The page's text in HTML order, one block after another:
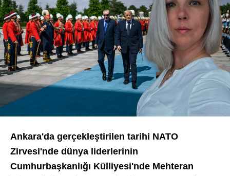
Ankara'da gerçekleştirilen tarihi NATO
Zirvesi'nde dünya liderlerinin
Cumhurbaşkanlığı Külliyesi'nde Mehteran